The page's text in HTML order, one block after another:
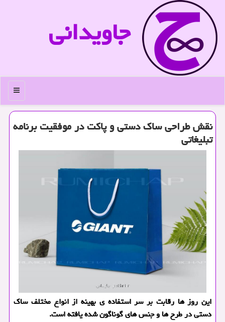
جاویدانی
منو
نقش طراحی ساك دستی و پاكت در موفقیت برنامه
تبلیغاتی
این روز ها رقابت بر سر استفاده ی بهینه از انواع مختلف ساك
دستی در طرح ها و جنس های گوناگون شده یافته است.